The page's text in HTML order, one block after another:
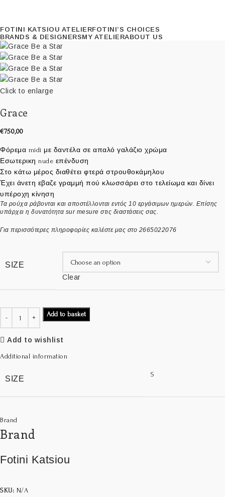
FOTINI KATSIOU ATELIERFOTINI’S CHOICES
BRANDS & DESIGNERSMY ATELIERABOUT US
Click to enlarge
Grace
€750,00
Φόρεμα midi με δαντέλα σε απαλό γαλάζιο χρώμα
Εσωτερικη nude επένδυση
Στο κάτω μέρος διαθέτει φτερά στρουθοκάμηλου
Έχει άνετη εβαζε γραμμή πού κλωσσάρει στο τελείωμα και δίνει
υπέροχη κίνηση
Τα ρούχα ράβονται και αποστέλλονται εντός 10 εργάσιμων ημερών. Επίσης
υπάρχει η δυνατότητα sur mesure στις διαστάσεις σας.
Για περισσότερες πληροφορίες καλέστε μας στο 2665022076
SIZE
Clear
Add to basket
Add to wishlist
Additional information
SIZE
S
Brand
Brand
Fotini Katsiou
SKU: N/A